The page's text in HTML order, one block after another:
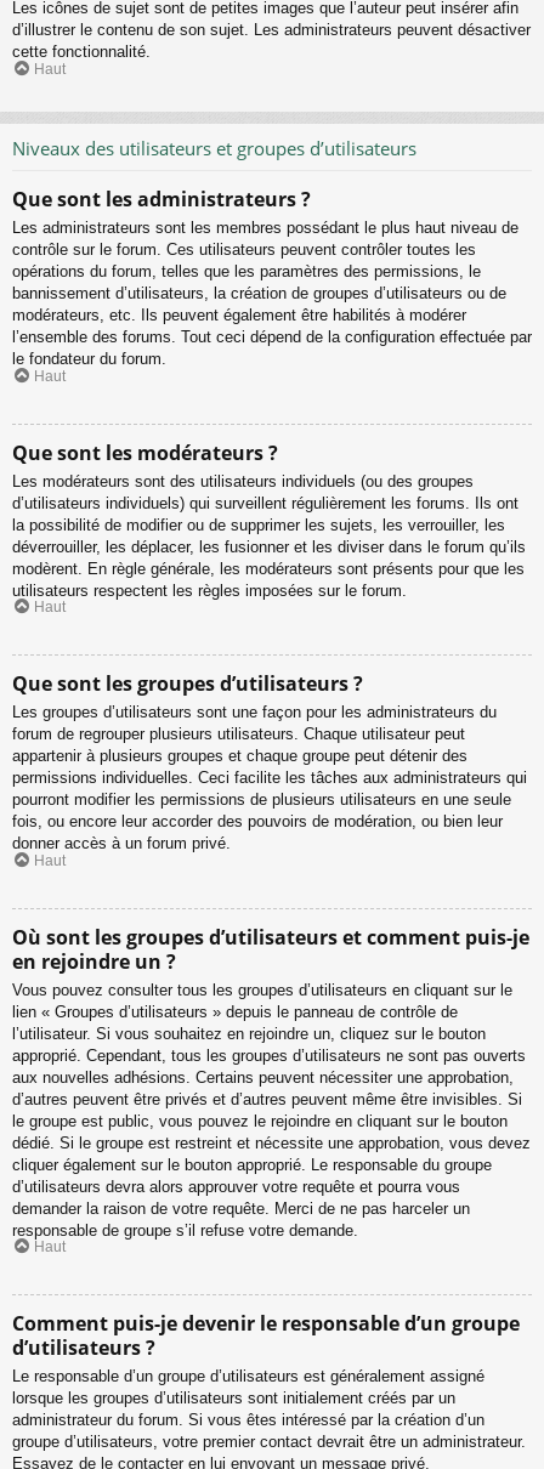
Les icônes de sujet sont de petites images que l’auteur peut insérer afin
d’illustrer le contenu de son sujet. Les administrateurs peuvent désactiver
cette fonctionnalité.
Haut
Niveaux des utilisateurs et groupes d’utilisateurs
Que sont les administrateurs ?
Les administrateurs sont les membres possédant le plus haut niveau de
contrôle sur le forum. Ces utilisateurs peuvent contrôler toutes les
opérations du forum, telles que les paramètres des permissions, le
bannissement d’utilisateurs, la création de groupes d’utilisateurs ou de
modérateurs, etc. Ils peuvent également être habilités à modérer
l’ensemble des forums. Tout ceci dépend de la configuration effectuée par
le fondateur du forum.
Haut
Que sont les modérateurs ?
Les modérateurs sont des utilisateurs individuels (ou des groupes
d’utilisateurs individuels) qui surveillent régulièrement les forums. Ils ont
la possibilité de modifier ou de supprimer les sujets, les verrouiller, les
déverrouiller, les déplacer, les fusionner et les diviser dans le forum qu’ils
modèrent. En règle générale, les modérateurs sont présents pour que les
utilisateurs respectent les règles imposées sur le forum.
Haut
Que sont les groupes d’utilisateurs ?
Les groupes d’utilisateurs sont une façon pour les administrateurs du
forum de regrouper plusieurs utilisateurs. Chaque utilisateur peut
appartenir à plusieurs groupes et chaque groupe peut détenir des
permissions individuelles. Ceci facilite les tâches aux administrateurs qui
pourront modifier les permissions de plusieurs utilisateurs en une seule
fois, ou encore leur accorder des pouvoirs de modération, ou bien leur
donner accès à un forum privé.
Haut
Où sont les groupes d’utilisateurs et comment puis-je
en rejoindre un ?
Vous pouvez consulter tous les groupes d’utilisateurs en cliquant sur le
lien « Groupes d’utilisateurs » depuis le panneau de contrôle de
l’utilisateur. Si vous souhaitez en rejoindre un, cliquez sur le bouton
approprié. Cependant, tous les groupes d’utilisateurs ne sont pas ouverts
aux nouvelles adhésions. Certains peuvent nécessiter une approbation,
d’autres peuvent être privés et d’autres peuvent même être invisibles. Si
le groupe est public, vous pouvez le rejoindre en cliquant sur le bouton
dédié. Si le groupe est restreint et nécessite une approbation, vous devez
cliquer également sur le bouton approprié. Le responsable du groupe
d’utilisateurs devra alors approuver votre requête et pourra vous
demander la raison de votre requête. Merci de ne pas harceler un
responsable de groupe s’il refuse votre demande.
Haut
Comment puis-je devenir le responsable d’un groupe
d’utilisateurs ?
Le responsable d’un groupe d’utilisateurs est généralement assigné
lorsque les groupes d’utilisateurs sont initialement créés par un
administrateur du forum. Si vous êtes intéressé par la création d’un
groupe d’utilisateurs, votre premier contact devrait être un administrateur.
Essayez de le contacter en lui envoyant un message privé.